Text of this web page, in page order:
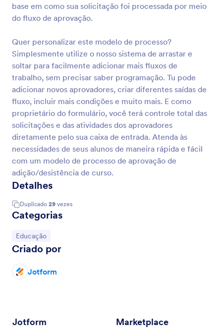
base em como sua solicitação foi processada por meio
do fluxo de aprovação.
Quer personalizar este modelo de processo?
Simplesmente utilize o nosso sistema de arrastar e
soltar para facilmente adicionar mais fluxos de
trabalho, sem precisar saber programação. Tu pode
adicionar novos aprovadores, criar diferentes saídas de
fluxo, incluir mais condições e muito mais. E como
proprietário do formulário, você terá controle total das
solicitações e das atividades dos aprovadores
diretamente pelo sua caixa de entrada. Atenda às
necessidades de seus alunos de maneira rápida e fácil
com um modelo de processo de aprovação de
adição/desistência de curso.
Detalhes
Duplicado 29 vezes
Categorias
Ir para Categoria:
Educação
Criado por
Jotform
Jotform Marketplace